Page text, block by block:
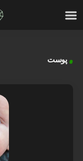
پوست